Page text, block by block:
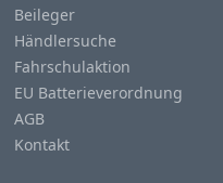
Beileger
Händlersuche
Fahrschulaktion
EU Batterieverordnung
AGB
Kontakt